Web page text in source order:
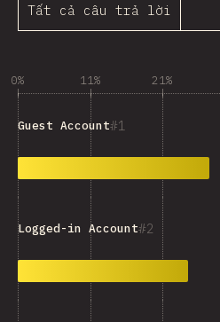
Tất cả câu trả lời
0% 11% 21%
1
Guest Account
2
Logged-in Account